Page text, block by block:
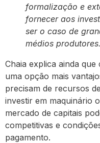
formalização e
fornecer aos
ser o caso de
médios produtores.
Chaia explica ainda
uma opção mais
precisam de recursos
investir em maquinário
mercado de capitais
competitivas e
pagamento.